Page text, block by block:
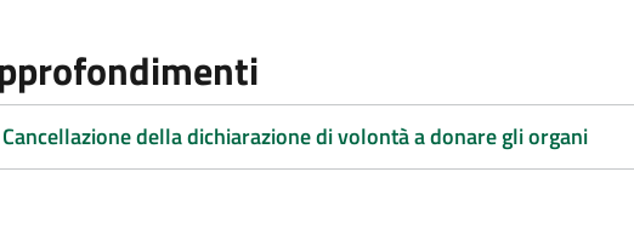
Cancellazione della dichiarazione di volontà a donare gli organi